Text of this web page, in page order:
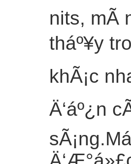
nits, mÃ
tháº¥y
khÃ¡c
Ä‘áº¿n